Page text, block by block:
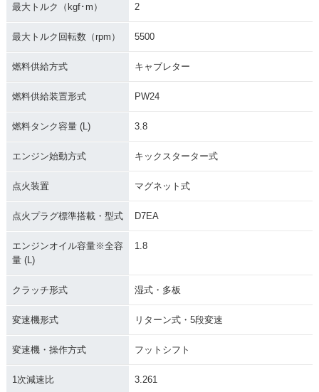
最大トルク（kgf･m） 2
最大トルク回転数（rpm） 5500
燃料供給方式 キャブレター
燃料供給装置形式 PW24
燃料タンク容量 (L) 3.8
エンジン始動方式 キックスターター式
点火装置 マグネット式
点火プラグ標準搭載・型式 D7EA
エンジンオイル容量※全容
量 (L)
1.8
クラッチ形式 湿式・多板
変速機形式 リターン式・5段変速
変速機・操作方式 フットシフト
1次減速比 3.261